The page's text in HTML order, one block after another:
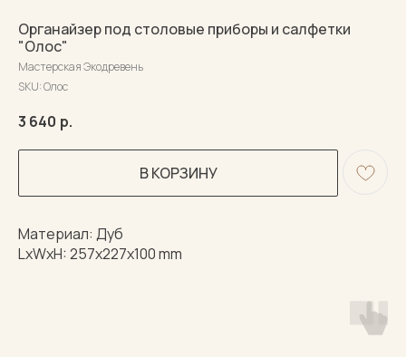
Органайзер под столовые приборы и салфетки
"Олос"
Мастерская Экодревень
SKU:Олос
3 640 р.
В КОРЗИНУ
Материал: Дуб
LxWxH: 257x227x100 mm